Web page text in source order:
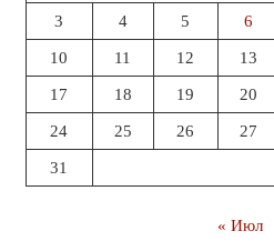
3 4 5 6
10 11 12 13
17 18 19 20
24 25 26 27
31
« Июл